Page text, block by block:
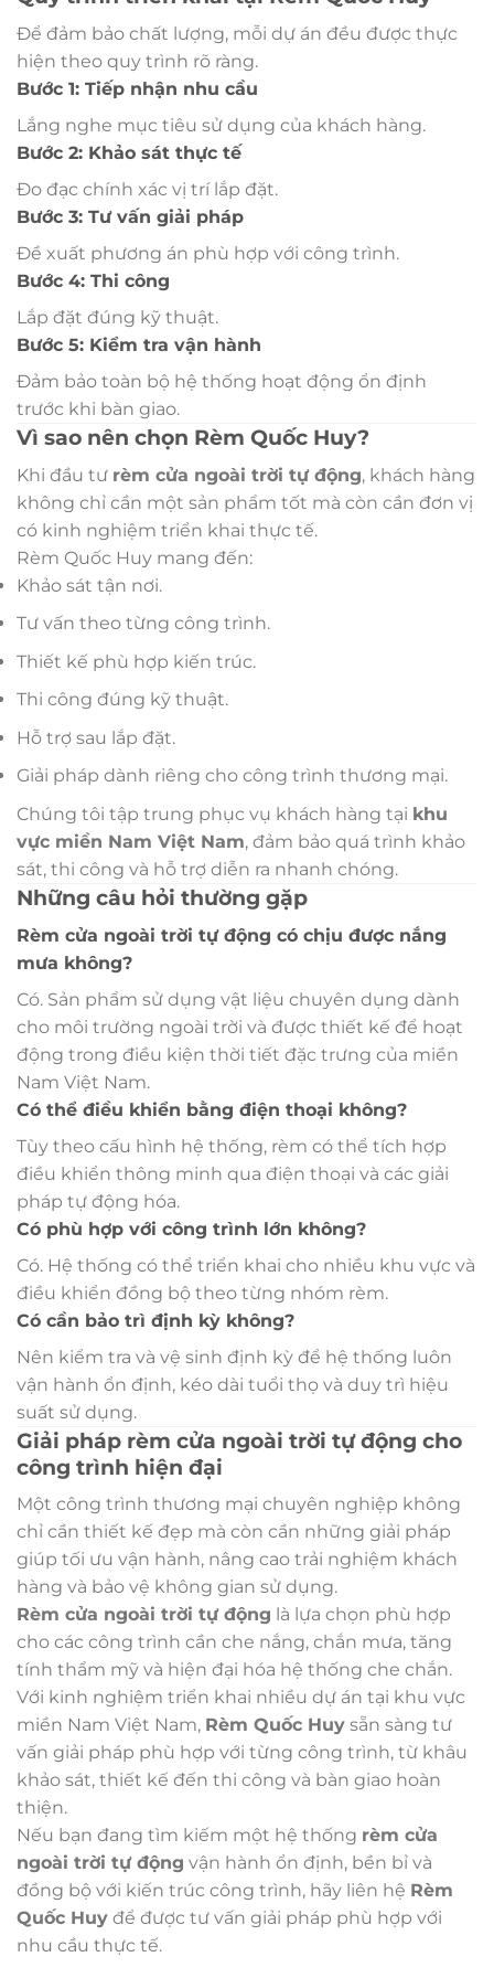
Để đảm bảo chất lượng, mỗi dự án đều được thực
hiện theo quy trình rõ ràng.
Bước 1: Tiếp nhận nhu cầu
Lắng nghe mục tiêu sử dụng của khách hàng.
Bước 2: Khảo sát thực tế
Đo đạc chính xác vị trí lắp đặt.
Bước 3: Tư vấn giải pháp
Đề xuất phương án phù hợp với công trình.
Bước 4: Thi công
Lắp đặt đúng kỹ thuật.
Bước 5: Kiểm tra vận hành
Đảm bảo toàn bộ hệ thống hoạt động ổn định
trước khi bàn giao.
Vì sao nên chọn Rèm Quốc Huy?
Khi đầu tư rèm cửa ngoài trời tự động, khách hàng
không chỉ cần một sản phẩm tốt mà còn cần đơn vị
có kinh nghiệm triển khai thực tế.
Rèm Quốc Huy mang đến:
Khảo sát tận nơi.
Tư vấn theo từng công trình.
Thiết kế phù hợp kiến trúc.
Thi công đúng kỹ thuật.
Hỗ trợ sau lắp đặt.
Giải pháp dành riêng cho công trình thương mại.
Chúng tôi tập trung phục vụ khách hàng tại khu
vực miền Nam Việt Nam, đảm bảo quá trình khảo
sát, thi công và hỗ trợ diễn ra nhanh chóng.
Những câu hỏi thường gặp
Rèm cửa ngoài trời tự động có chịu được nắng
mưa không?
Có. Sản phẩm sử dụng vật liệu chuyên dụng dành
cho môi trường ngoài trời và được thiết kế để hoạt
động trong điều kiện thời tiết đặc trưng của miền
Nam Việt Nam.
Có thể điều khiển bằng điện thoại không?
Tùy theo cấu hình hệ thống, rèm có thể tích hợp
điều khiển thông minh qua điện thoại và các giải
pháp tự động hóa.
Có phù hợp với công trình lớn không?
Có. Hệ thống có thể triển khai cho nhiều khu vực và
điều khiển đồng bộ theo từng nhóm rèm.
Có cần bảo trì định kỳ không?
Nên kiểm tra và vệ sinh định kỳ để hệ thống luôn
vận hành ổn định, kéo dài tuổi thọ và duy trì hiệu
suất sử dụng.
Giải pháp rèm cửa ngoài trời tự động cho
công trình hiện đại
Một công trình thương mại chuyên nghiệp không
chỉ cần thiết kế đẹp mà còn cần những giải pháp
giúp tối ưu vận hành, nâng cao trải nghiệm khách
hàng và bảo vệ không gian sử dụng.
Rèm cửa ngoài trời tự động là lựa chọn phù hợp
cho các công trình cần che nắng, chắn mưa, tăng
tính thẩm mỹ và hiện đại hóa hệ thống che chắn.
Với kinh nghiệm triển khai nhiều dự án tại khu vực
miền Nam Việt Nam, Rèm Quốc Huy sẵn sàng tư
vấn giải pháp phù hợp với từng công trình, từ khâu
khảo sát, thiết kế đến thi công và bàn giao hoàn
thiện.
Nếu bạn đang tìm kiếm một hệ thống rèm cửa
ngoài trời tự động vận hành ổn định, bền bỉ và
đồng bộ với kiến trúc công trình, hãy liên hệ Rèm
Quốc Huy để được tư vấn giải pháp phù hợp với
nhu cầu thực tế.